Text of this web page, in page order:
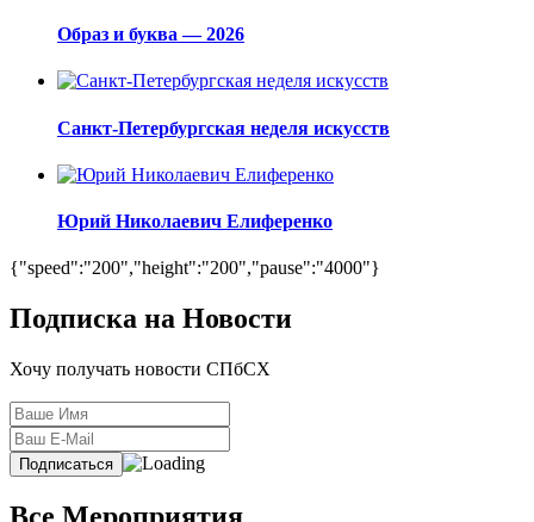
Образ и буква — 2026
Санкт-Петербургская неделя искусств
Юрий Николаевич Елиференко
{"speed":"200","height":"200","pause":"4000"}
Подписка на Новости
Хочу получать новости СПбСХ